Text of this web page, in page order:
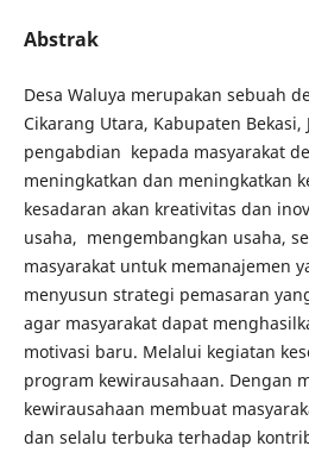
Abstrak
Desa Waluya merupakan sebuah
Cikarang Utara, Kabupaten Bekasi,
pengabdian kepada masyarakat
meningkatkan dan meningkatkan
kesadaran akan kreativitas dan
usaha, mengembangkan usaha,
masyarakat untuk memanajemen
menyusun strategi pemasaran
agar masyarakat dapat
motivasi baru. Melalui kegiatan
program kewirausahaan. Dengan
kewirausahaan membuat
dan selalu terbuka terhadap